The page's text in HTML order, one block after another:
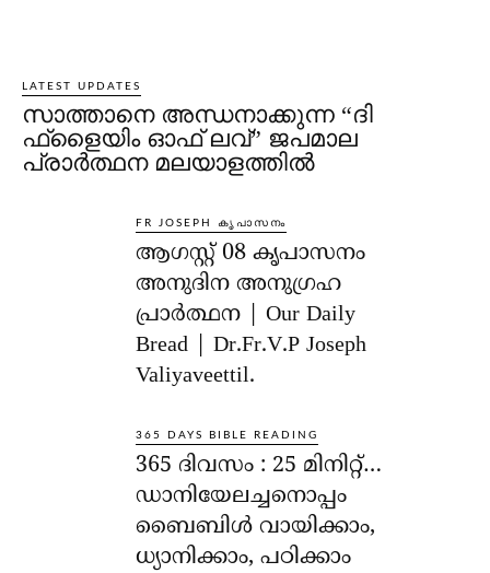
LATEST UPDATES
സാത്താനെ അന്ധനാക്കുന്ന “ദി
ഫ്‌ളൈയിം ഓഫ് ലവ്” ജപമാല
പ്രാർത്ഥന മലയാളത്തിൽ
FR JOSEPH കൃപാസനം
ആഗസ്റ്റ് 08 കൃപാസനം
അനുദിന അനുഗ്രഹ
പ്രാർത്ഥന | Our Daily
Bread | Dr.Fr.V.P Joseph
Valiyaveettil.
365 DAYS BIBLE READING
365 ദിവസം : 25 മിനിറ്റ്…
ഡാനിയേലച്ചനൊപ്പം
ബൈബിൾ വായിക്കാം,
ധ്യാനിക്കാം, പഠിക്കാം